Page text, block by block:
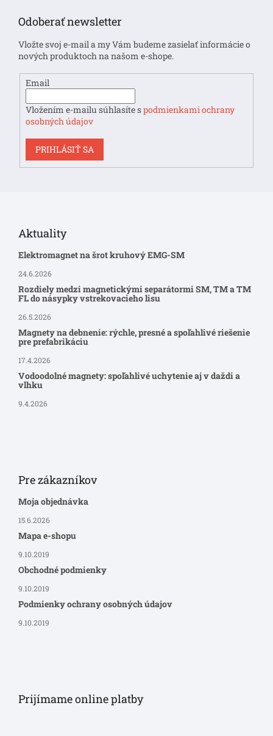
Odoberať newsletter
Vložte svoj e-mail a my Vám budeme zasielať informácie o
nových produktoch na našom e-shope.
Email
Vložením e-mailu súhlasíte spodmienkami ochrany
osobných údajov
PRIHLÁSIŤ SA
Aktuality
Elektromagnet na šrot kruhový EMG-SM
24.6.2026
Rozdiely medzi magnetickými separátormi SM, TM a TM
FL do násypky vstrekovacieho lisu
26.5.2026
Magnety na debnenie: rýchle, presné a spoľahlivé riešenie
pre prefabrikáciu
17.4.2026
Vodoodolné magnety: spoľahlivé uchytenie aj v daždi a
vlhku
9.4.2026
Pre zákazníkov
Moja objednávka
15.6.2026
Mapa e-shopu
9.10.2019
Obchodné podmienky
9.10.2019
Podmienky ochrany osobných údajov
9.10.2019
Prijímame online platby